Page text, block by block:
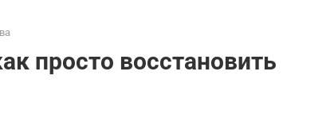
просто восстановить